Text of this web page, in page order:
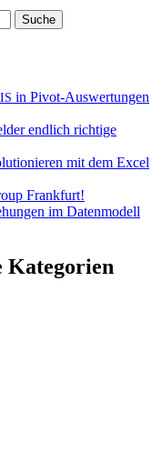
in Pivot-Auswertungen
endlich richtige
mit dem Excel
Frankfurt!
im Datenmodell
Kategorien